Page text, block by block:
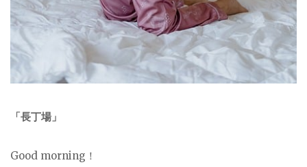
「長丁場」
Good morning！